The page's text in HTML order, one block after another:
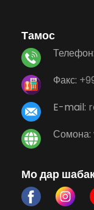
Тамос
Телефон:
Факс:
E-mail:
Сомона:
Мо дар